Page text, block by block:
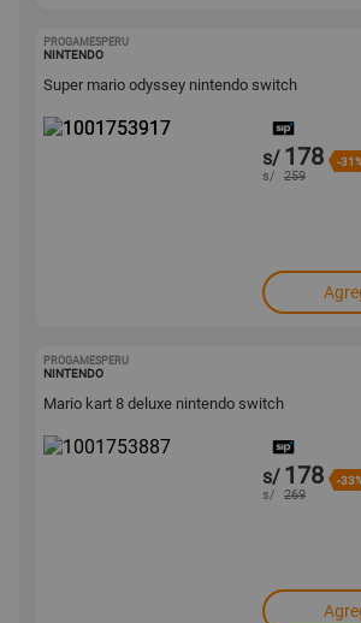
PROGAMESPERU
NINTENDO
Super mario odyssey nintendo switch
s/ 178 -
s/ 259
PROGAMESPERU
NINTENDO
Mario kart 8 deluxe nintendo switch
s/ 178 -
s/ 269